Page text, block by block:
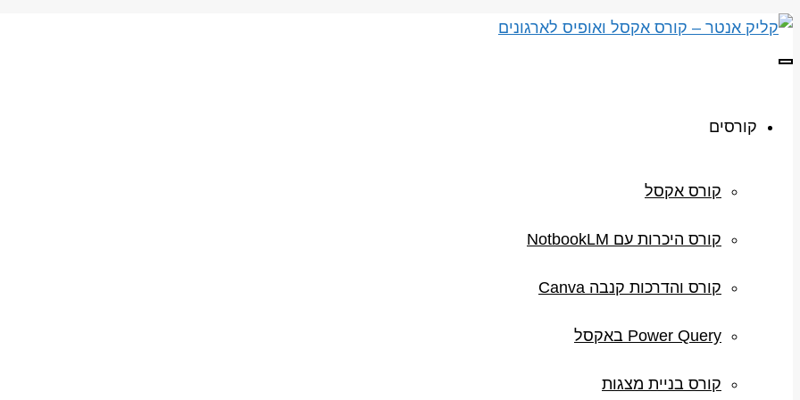
תפריט
קורסים
קורס אקסל
קורס היכרות עם NotbookLM
קורס והדרכות קנבה Canva
Power Query באקסל
קורס בניית מצגות